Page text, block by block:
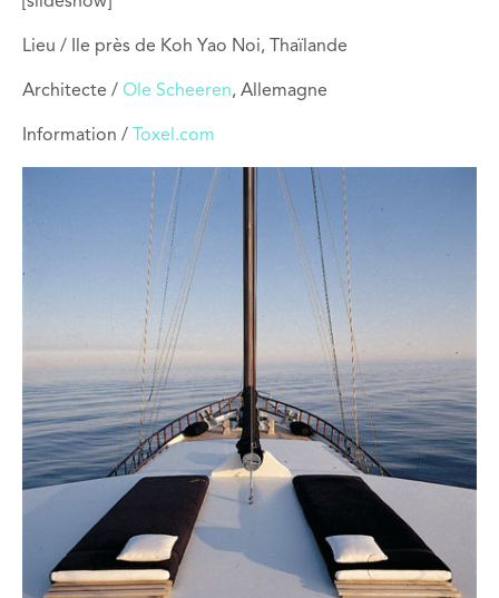
Lieu / Ile près de Koh Yao Noi, Thaïlande
Architecte / Ole Scheeren, Allemagne
Information / Toxel.com